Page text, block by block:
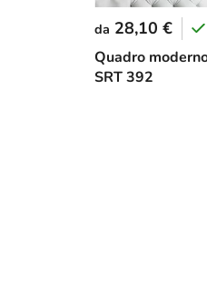
Quadro
SRT 392
da 28,10 €